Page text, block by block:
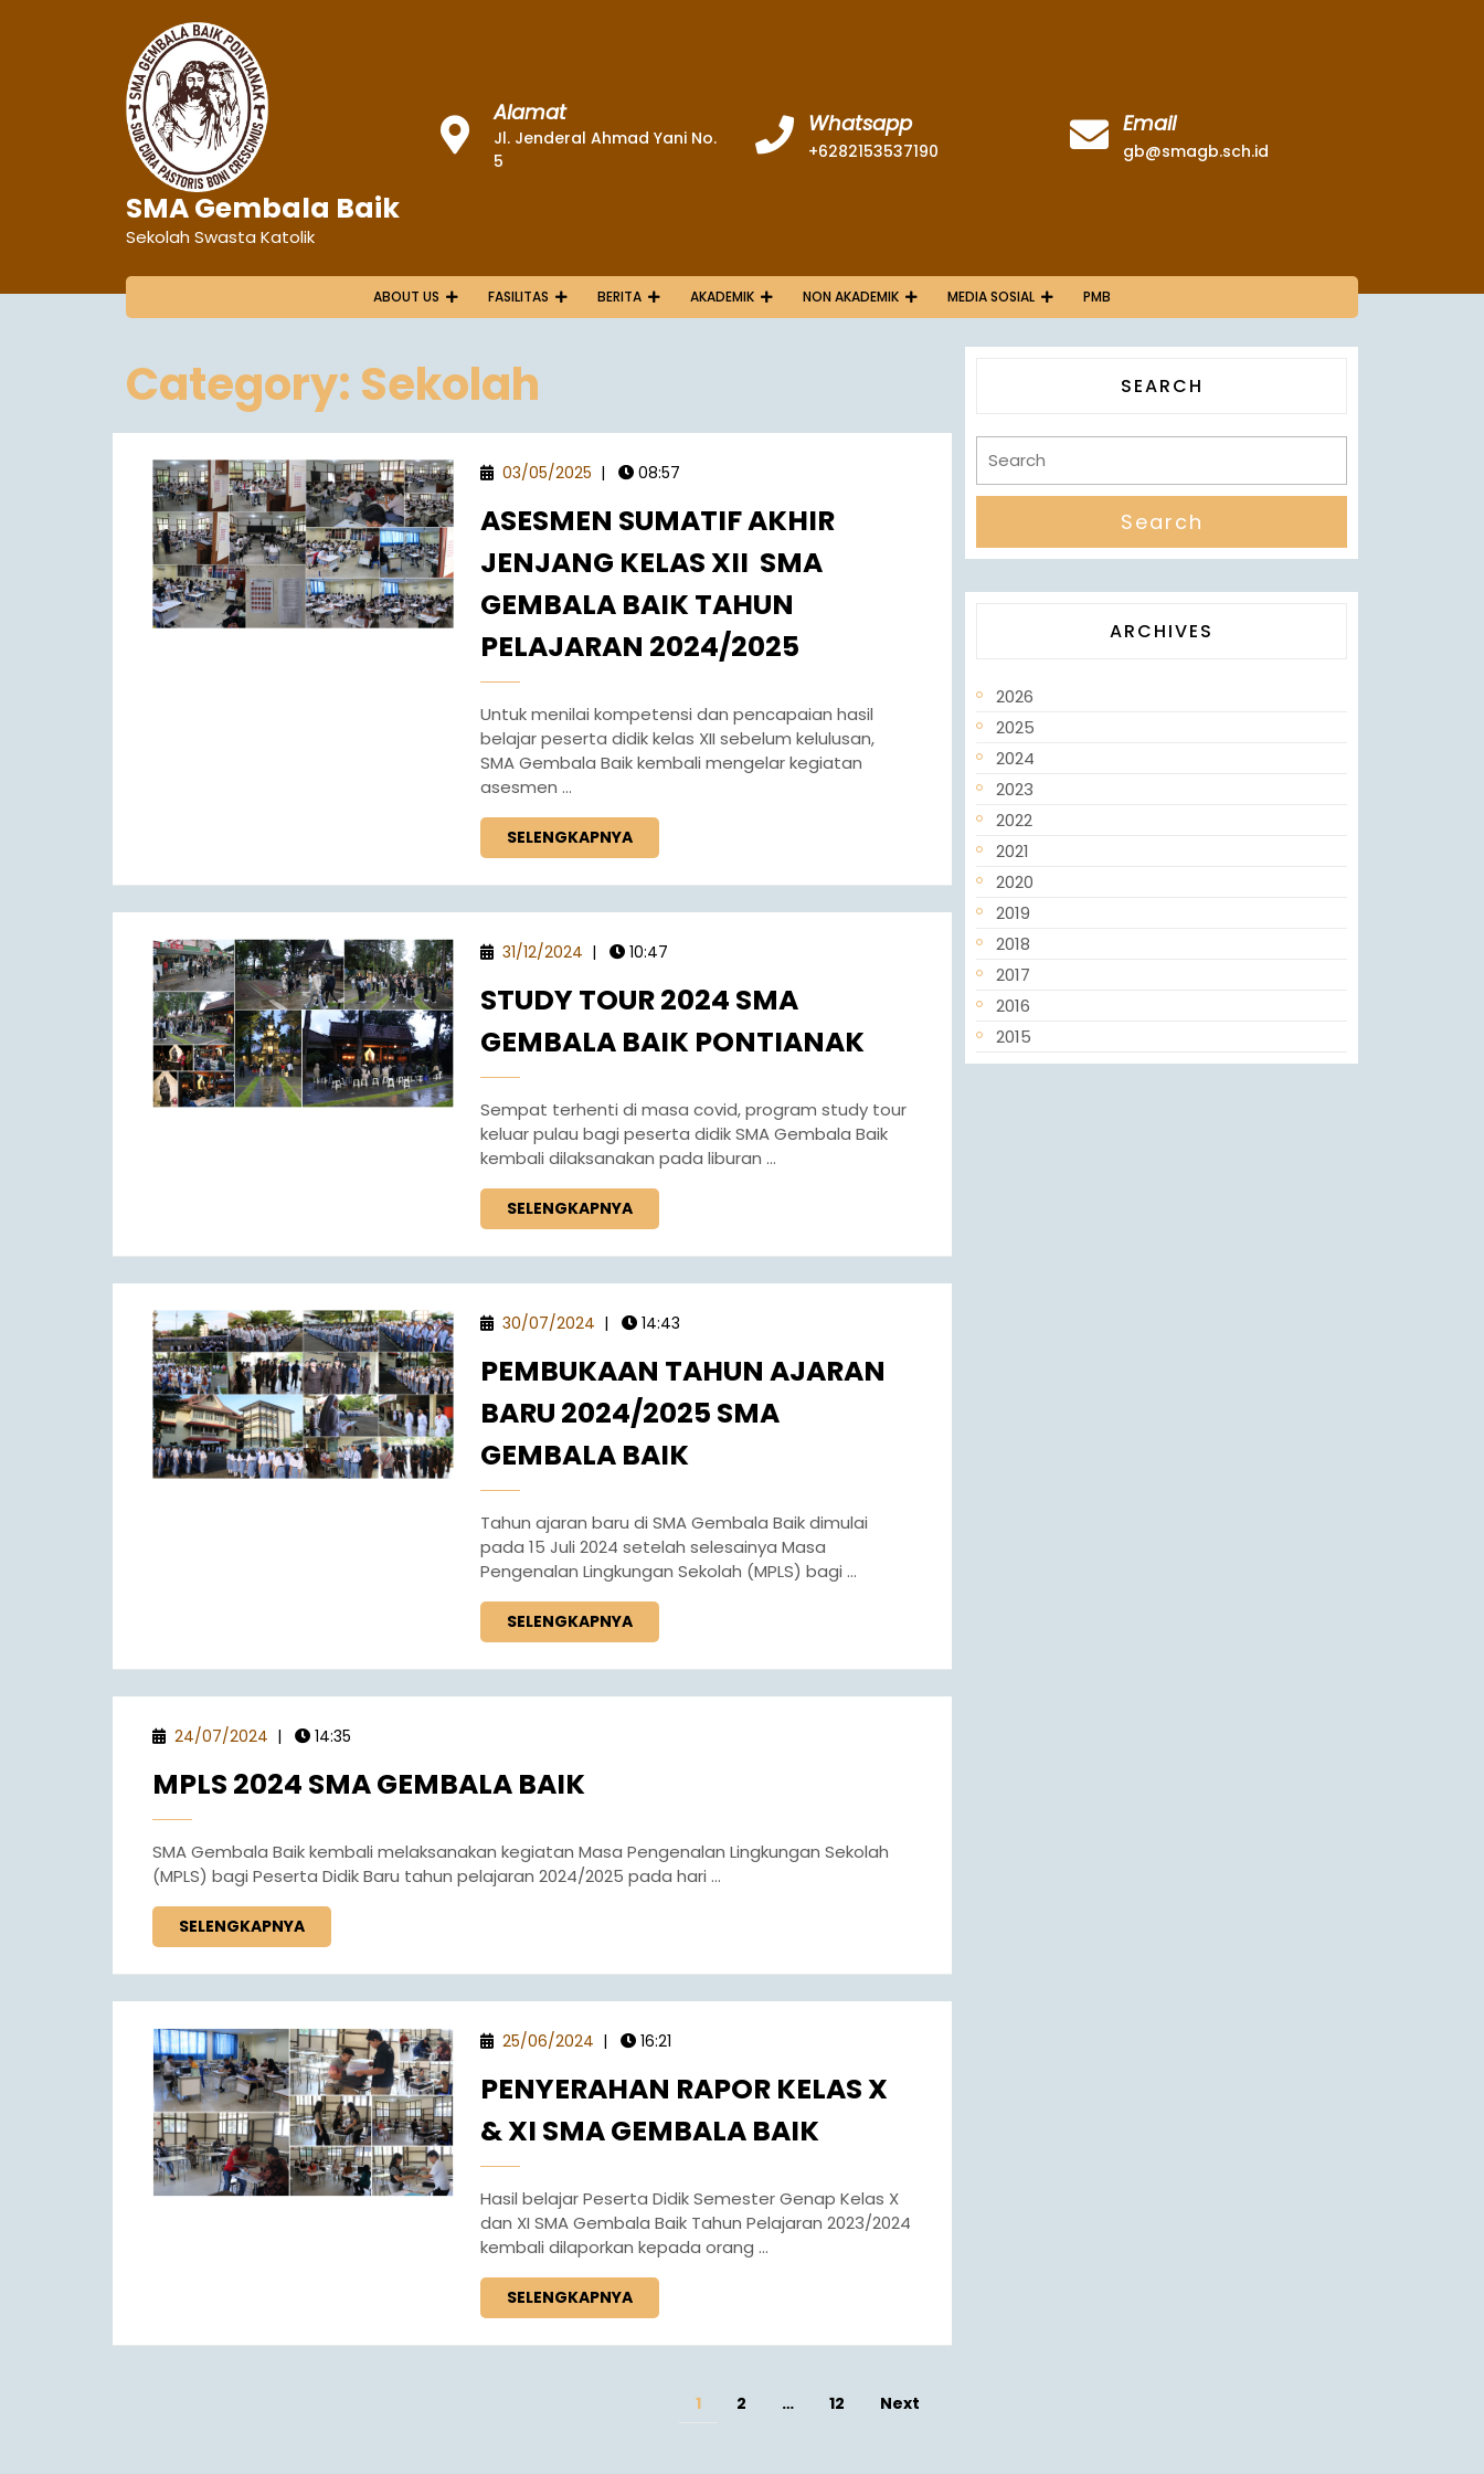
SMA Gembala Baik
Sekolah Swasta Katolik
Alamat
Jl. Jenderal Ahmad Yani No.
5
Whatsapp
+6282153537190
Email
gb@smagb.sch.id
ABOUT US FASILITAS BERITA AKADEMIK NON AKADEMIK MEDIA SOSIAL PMB
Category: Sekolah
03/05/2025 | 08:57
ASESMEN SUMATIF AKHIR
JENJANG KELAS XII SMA
GEMBALA BAIK TAHUN
PELAJARAN 2024/2025
Untuk menilai kompetensi dan pencapaian hasil
belajar peserta didik kelas XII sebelum kelulusan,
SMA Gembala Baik kembali mengelar kegiatan
asesmen ...
SELENGKAPNYA
31/12/2024 | 10:47
STUDY TOUR 2024 SMA
GEMBALA BAIK PONTIANAK
Sempat terhenti di masa covid, program study tour
keluar pulau bagi peserta didik SMA Gembala Baik
kembali dilaksanakan pada liburan ...
SELENGKAPNYA
30/07/2024 | 14:43
PEMBUKAAN TAHUN AJARAN
BARU 2024/2025 SMA
GEMBALA BAIK
Tahun ajaran baru di SMA Gembala Baik dimulai
pada 15 Juli 2024 setelah selesainya Masa
Pengenalan Lingkungan Sekolah (MPLS) bagi ...
SELENGKAPNYA
24/07/2024 | 14:35
MPLS 2024 SMA GEMBALA BAIK
SMA Gembala Baik kembali melaksanakan kegiatan Masa Pengenalan Lingkungan Sekolah
(MPLS) bagi Peserta Didik Baru tahun pelajaran 2024/2025 pada hari ...
SELENGKAPNYA
25/06/2024 | 16:21
PENYERAHAN RAPOR KELAS X
& XI SMA GEMBALA BAIK
Hasil belajar Peserta Didik Semester Genap Kelas X
dan XI SMA Gembala Baik Tahun Pelajaran 2023/2024
kembali dilaporkan kepada orang ...
SELENGKAPNYA
1 2 … 12 Next
SEARCH
ARCHIVES
2026
2025
2024
2023
2022
2021
2020
2019
2018
2017
2016
2015